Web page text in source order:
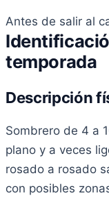
Antes de salir al
temporada
Descripción
Sombrero de 4 a
plano y a veces
rosado a rosado
con posibles